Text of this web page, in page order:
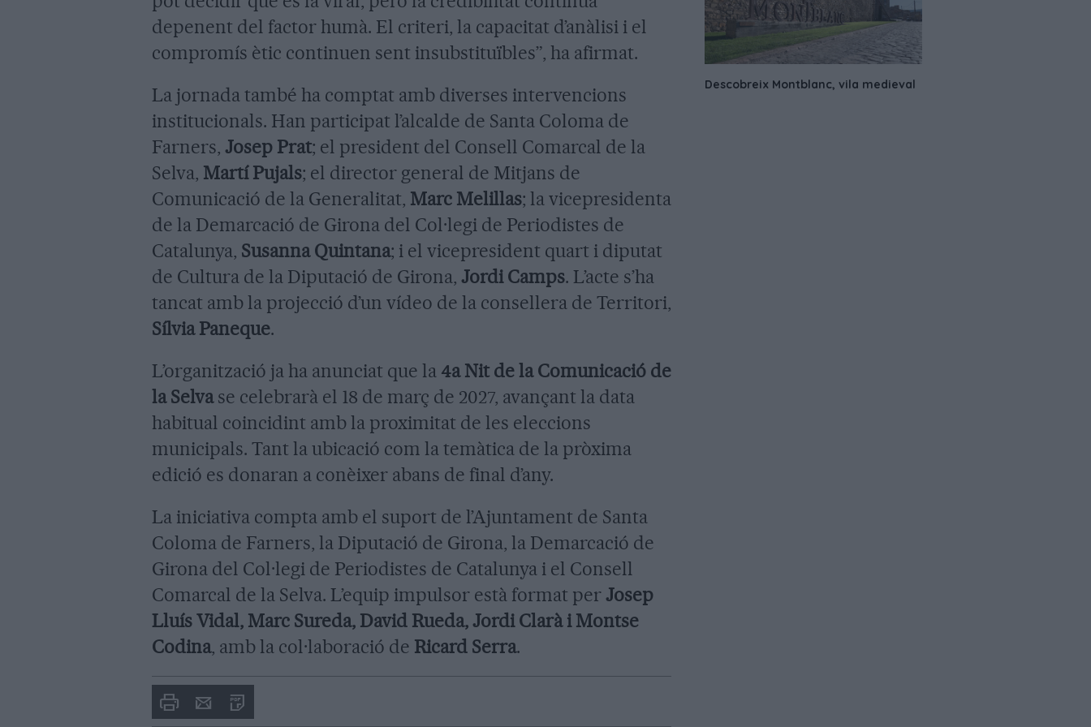
depenent del factor humà. El criteri, la capacitat d’anàlisi i el
compromís ètic continuen sent insubstituïbles”, ha afirmat.
La jornada també ha comptat amb diverses intervencions
institucionals. Han participat l’alcalde de Santa Coloma de
Farners, Josep Prat; el president del Consell Comarcal de la
Selva, Martí Pujals; el director general de Mitjans de
Comunicació de la Generalitat, Marc Melillas; la vicepresidenta
de la Demarcació de Girona del Col·legi de Periodistes de
Catalunya, Susanna Quintana; i el vicepresident quart i diputat
de Cultura de la Diputació de Girona, Jordi Camps. L’acte s’ha
tancat amb la projecció d’un vídeo de la consellera de Territori,
Sílvia Paneque.
L’organització ja ha anunciat que la 4a Nit de la Comunicació de
la Selvase celebrarà el 18 de març de 2027, avançant la data
habitual coincidint amb la proximitat de les eleccions
municipals. Tant la ubicació com la temàtica de la pròxima
edició es donaran a conèixer abans de final d’any.
La iniciativa compta amb el suport de l’Ajuntament de Santa
Coloma de Farners, la Diputació de Girona, la Demarcació de
Girona del Col·legi de Periodistes de Catalunya i el Consell
Comarcal de la Selva. L’equip impulsor està format perJosep
Lluís Vidal, Marc Sureda, David Rueda, Jordi Clarà i Montse
Codina, amb la col·laboració de Ricard Serra.
Envia